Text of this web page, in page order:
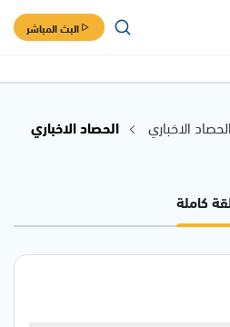
البث المباشر
الحصاد الاخباري
الحصاد الاخباري
كاملة